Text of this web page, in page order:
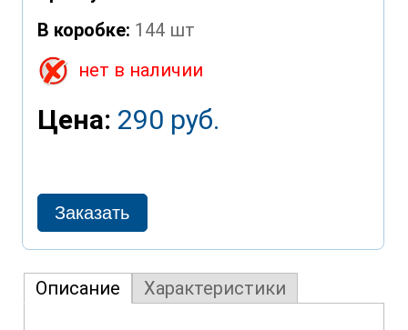
В коробке: 144 шт
нет в наличии
Цена: 290 руб.
Описание Характеристики